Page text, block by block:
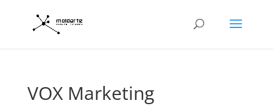
VOX Marketing